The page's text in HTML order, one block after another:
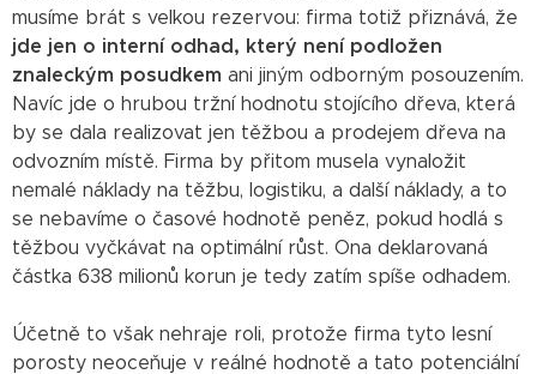
musíme brát s velkou rezervou: firma totiž přiznává, že
jde jen o interní odhad, který není podložen
znaleckým posudkem ani jiným odborným posouzením.
Navíc jde o hrubou tržní hodnotu stojícího dřeva, která
by se dala realizovat jen těžbou a prodejem dřeva na
odvozním místě. Firma by přitom musela vynaložit
nemalé náklady na těžbu, logistiku, a další náklady, a to
se nebavíme o časové hodnotě peněz, pokud hodlá s
těžbou vyčkávat na optimální růst. Ona deklarovaná
částka 638 milionů korun je tedy zatím spíše odhadem.
Účetně to však nehraje roli, protože firma tyto lesní
porosty neoceňuje v reálné hodnotě a tato potenciální